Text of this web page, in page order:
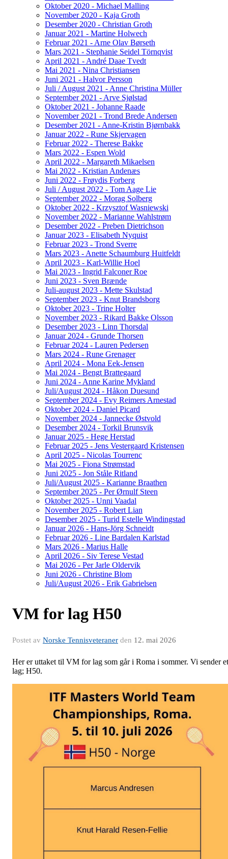
Oktober 2020 - Michael Malling
November 2020 - Kaja Groth
Desember 2020 - Christian Groth
Januar 2021 - Martine Holwech
Februar 2021 - Arne Olav Børseth
Mars 2021 - Stephanie Seidel Törnqvist
April 2021 - André Daae Tvedt
Mai 2021 - Nina Christiansen
Juni 2021 - Halvor Persson
Juli / August 2021 - Anne Christina Müller
September 2021 - Arve Sjølstad
Oktober 2021 - Johanne Raade
November 2021 - Trond Brede Andersen
Desember 2021 - Anne-Kristin Bjørnbakk
Januar 2022 - Rune Skjervagen
Februar 2022 - Therese Bakke
Mars 2022 - Espen Wold
April 2022 - Margareth Mikaelsen
Mai 2022 - Kristian Andenæs
Juni 2022 - Frøydis Forberg
Juli / August 2022 - Tom Aage Lie
September 2022 - Morag Solberg
Oktober 2022 - Krzysztof Wasniewski
November 2022 - Marianne Wahlstrøm
Desember 2022 - Preben Dietrichson
Januar 2023 - Elisabeth Nyquist
Februar 2023 - Trond Sverre
Mars 2023 - Anette Schaumburg Huitfeldt
April 2023 - Karl-Willie Hoel
Mai 2023 - Ingrid Falconer Roe
Juni 2023 - Sven Brænde
Juli-august 2023 - Mette Skulstad
September 2023 - Knut Brandsborg
Oktober 2023 - Trine Holter
November 2023 - Rikard Bakke Olsson
Desember 2023 - Linn Thorsdal
Januar 2024 - Grunde Thorsen
Februar 2024 - Lauren Pedersen
Mars 2024 - Rune Grenager
April 2024 - Mona Eek-Jensen
Mai 2024 - Bengt Brattegaard
Juni 2024 - Anne Karine Mykland
Juli/August 2024 - Håkon Duesund
September 2024 - Evy Reimers Arnestad
Oktober 2024 - Daniel Picard
November 2024 - Jannecke Østvold
Desember 2024 - Torkil Brunsvik
Januar 2025 - Hege Herstad
Februar 2025 - Jens Vestergaard Kristensen
April 2025 - Nicolas Tourrenc
Mai 2025 - Fiona Strømstad
Juni 2025 - Jon Ståle Ritland
Juli/August 2025 - Karianne Braathen
September 2025 - Per Ørnulf Steen
Oktober 2025 - Unni Vaadal
November 2025 - Robert Lian
Desember 2025 - Turid Estelle Windingstad
Januar 2026 - Hans-Jörg Schneidt
Februar 2026 - Line Bardalen Karlstad
Mars 2026 - Marius Halle
April 2026 - Siv Terese Vestad
Mai 2026 - Per Jarle Oldervik
Juni 2026 - Christine Blom
Juli/August 2026 - Erik Gabrielsen
VM for lag H50
Postet av Norske Tennisveteraner den 12. mai 2026
Her er uttaket til VM for lag som går i Roma i sommer. Vi sender
lag; H50.